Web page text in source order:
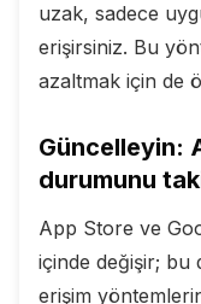
uzak, sadece
erişirsiniz. Bu
azaltmak için de
Güncelleyin:
durumunu
App Store ve
içinde değişir; bu
erişim